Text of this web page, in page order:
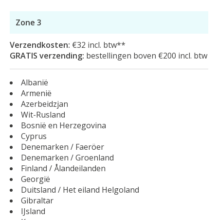
Zone 3
Verzendkosten: €32 incl. btw**
GRATIS verzending: bestellingen boven €200 incl. btw
Albanië
Armenië
Azerbeidzjan
Wit-Rusland
Bosnië en Herzegovina
Cyprus
Denemarken / Faeröer
Denemarken / Groenland
Finland / Ålandeilanden
Georgië
Duitsland / Het eiland Helgoland
Gibraltar
IJsland